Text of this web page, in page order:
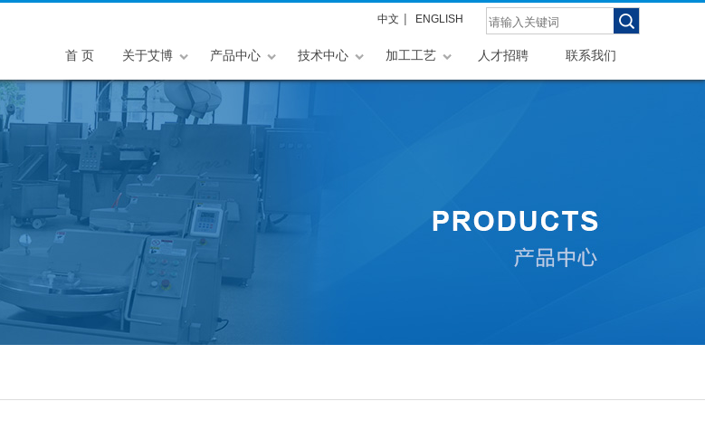
中文 | ENGLISH
联系我们
人才招聘
加工工艺
技术中心
产品中心
关于艾博
首 页